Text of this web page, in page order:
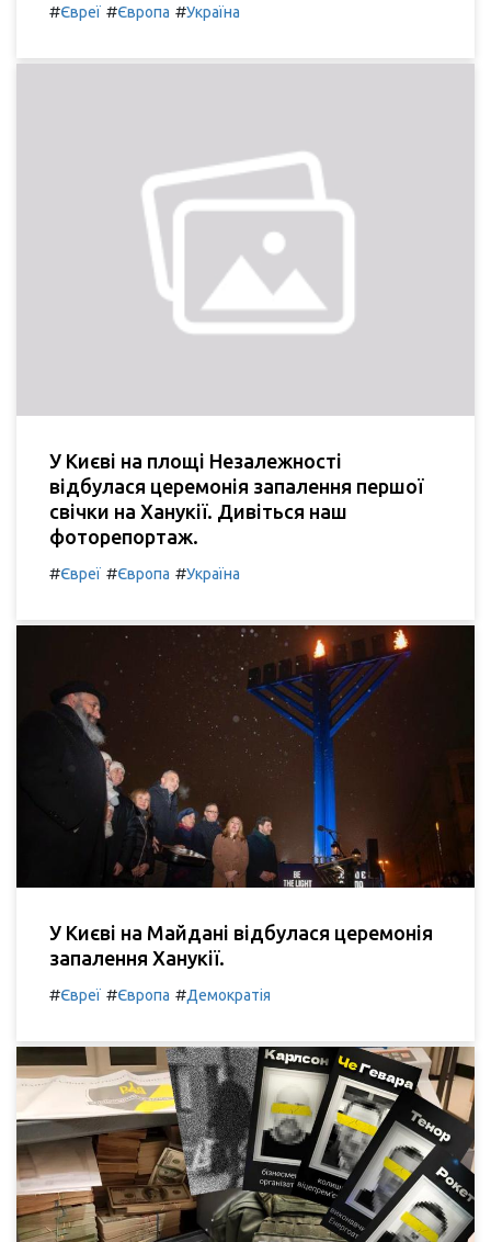
#Євреї #Європа #Україна
У Києві на площі Незалежності
відбулася церемонія запалення першої
свічки на Ханукії. Дивіться наш
фоторепортаж.
#Євреї #Європа #Україна
У Києві на Майдані відбулася церемонія
запалення Ханукії.
#Євреї #Європа #Демократія